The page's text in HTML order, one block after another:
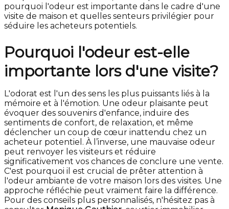
pourquoi l'odeur est importante dans le cadre d'une
visite de maison et quelles senteurs privilégier pour
séduire les acheteurs potentiels.
Pourquoi l'odeur est-elle
importante lors d'une visite?
L'odorat est l'un des sens les plus puissants liés à la
mémoire et à l'émotion. Une odeur plaisante peut
évoquer des souvenirs d'enfance, induire des
sentiments de confort, de relaxation, et même
déclencher un coup de cœur inattendu chez un
acheteur potentiel. À l’inverse, une mauvaise odeur
peut renvoyer les visiteurs et réduire
significativement vos chances de conclure une vente.
C'est pourquoi il est crucial de prêter attention à
l'odeur ambiante de votre maison lors des visites. Une
approche réfléchie peut vraiment faire la différence.
Pour des conseils plus personnalisés, n'hésitez pas à